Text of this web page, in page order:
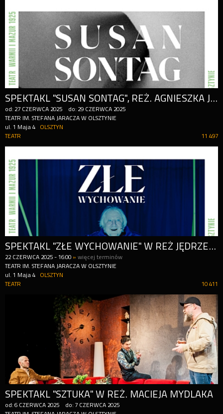
SPEKTAKL "SUSAN SONTAG", REŻ. AGNIESZKA JAKIMIAK I MATEUSZ ATMAN
od: 27 CZERWCA 2025 do: 29 CZERWCA 2025
TEATR IM. STEFANA JARACZA W OLSZTYNIE
ul. 1 Maja 4
OLSZTYN
11 497
TEATR
SPEKTAKL "ZŁE WYCHOWANIE" W REŻ JĘDRZEJA PIASKOWSKIEGO
22 CZERWCA 2025 -16:00 »więcej terminów
TEATR IM. STEFANA JARACZA W OLSZTYNIE
ul. 1 Maja 4
OLSZTYN
10 411
TEATR
SPEKTAKL "SZTUKA" W REŻ. MACIEJA MYDLAKA
od:6 CZERWCA 2025 do: 7 CZERWCA 2025